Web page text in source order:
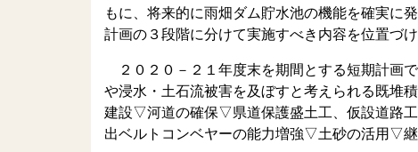
もに、将来的に雨畑ダム貯水池の機能を確実に
計画の３段階に分けて実施すべき内容を位置づけ
２０２０－２１年度末を期間とする短期計画
や浸水・土石流被害を及ぼすと考えられる既堆
建設▽河道の確保▽県道保護盛土工、仮設道路
出ベルトコンベヤーの能力増強▽土砂の活用▽継